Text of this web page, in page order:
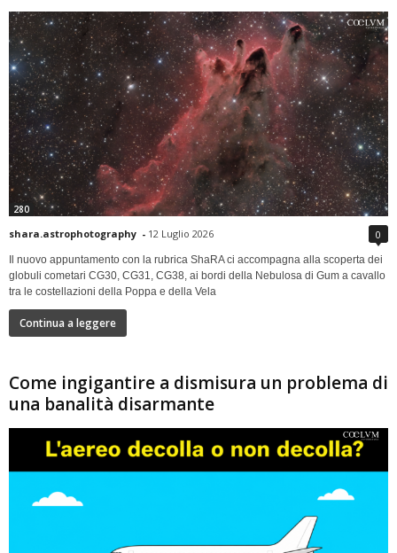
280
shara.astrophotography - 12 Luglio 2026 0
Il nuovo appuntamento con la rubrica ShaRA ci accompagna alla scoperta dei
globuli cometari CG30, CG31, CG38, ai bordi della Nebulosa di Gum a cavallo
tra le costellazioni della Poppa e della Vela
Continua a leggere
Come ingigantire a dismisura un problema di
una banalità disarmante